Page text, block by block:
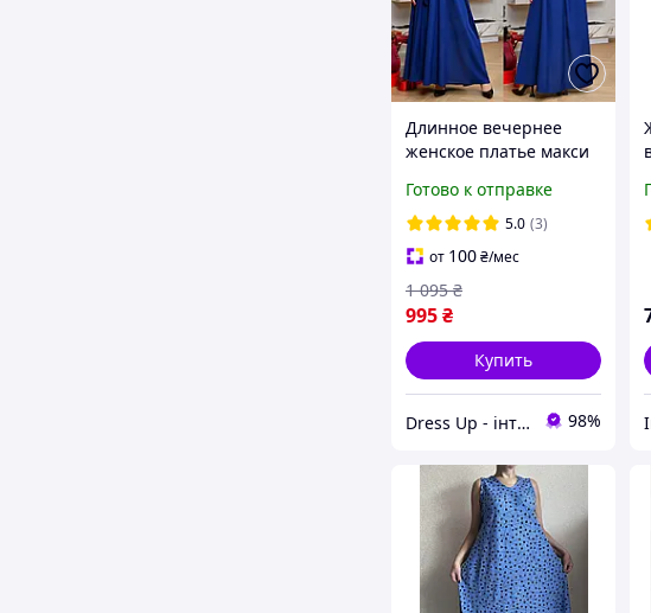
Длинное вечернее
женское платье макси
размера
Готово к отправке
5.0 (3)
от 100₴/мес
995₴
1 095 ₴
Купить
Dress Up - інтернет магазин жіночого одягу 98%